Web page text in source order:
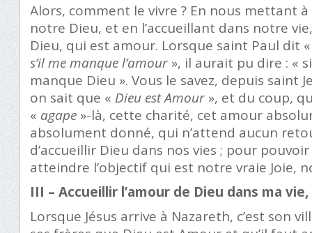
Alors, comment le vivre ? En nous mettant à
notre Dieu, et en l’accueillant dans notre
Dieu, qui est amour. Lorsque saint Paul dit «
s’il me manque l’amour », il aurait pu dire : «
manque Dieu ». Vous le savez, depuis saint
on sait que « Dieu est Amour », et du coup,
« agape »-là, cette charité, cet amour
absolument donné, qui n’attend aucun
d’accueillir Dieu dans nos vies ; pour
atteindre l’objectif qui est notre vraie Joie,
III – Accueillir l’amour de Dieu dans ma
Lorsque Jésus arrive à Nazareth, c’est son